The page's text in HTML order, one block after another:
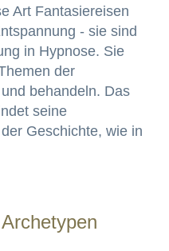
Art Fantasiereisen
- sie sind
in Hypnose. Sie
der
behandeln. Das
seine
Geschichte, wie in